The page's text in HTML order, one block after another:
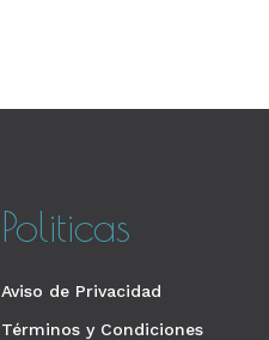
Politicas
Aviso de Privacidad
Términos y Condiciones